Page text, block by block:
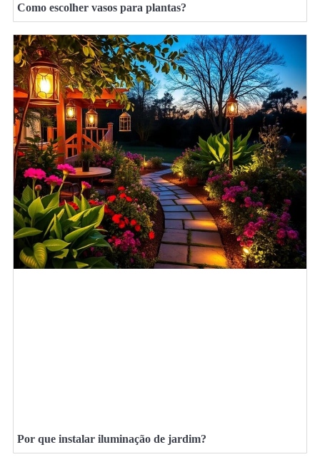
Como escolher vasos para plantas?
Por que instalar iluminação de jardim?